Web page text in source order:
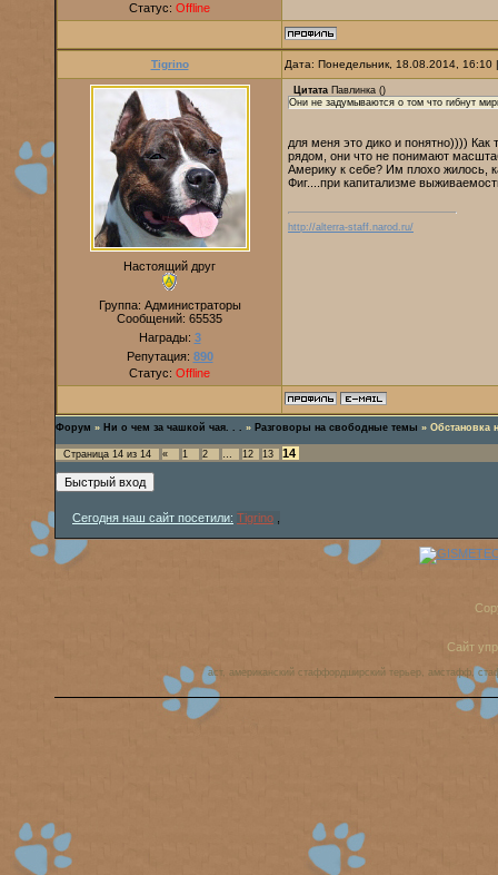
Статус: Offline
Tigrino Дата: Понедельник, 18.08.2014,
Настоящий друг
Группа: Администраторы
Сообщений: 65535
Награды: 3
Репутация: 890
Статус: Offline
Цитата Павлинка ()
Они не задумываются о том что гибнут
для меня это дико и понятно))))
рядом, они что не понимают
Америку к себе? Им плохо жилось,
Фиг....при капитализме
http://alterra-staff.narod.ru/
Форум » Ни о чем за чашкой чая. . . » Разговоры на свободные темы » Обстановка
Страница 14 из 14 « 1 2 … 12 13 14
Сегодня наш сайт посетили: Tigrino
Сайт
аст, американский стаффордширский терьер, амстафф,